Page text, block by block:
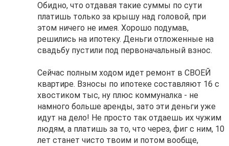
Обидно, что отдавая такие суммы по сути
платишь только за крышу над головой, при
этом ничего не имея. Хорошо подумав,
решились на ипотеку. Деньги отложенные на
свадьбу пустили под первоначальный взнос.
Сейчас полным ходом идет ремонт в СВОЕЙ
квартире. Взносы по ипотеке составляют 16 с
хвостиком тыс, ну плюс коммуналка - не
намного больше аренды, зато эти деньги уже
идут на дело! Не просто так отдаешь их чужим
людям, а платишь за то, что через, фиг с ним, 10
лет станет чисто твоим и потом вообще,